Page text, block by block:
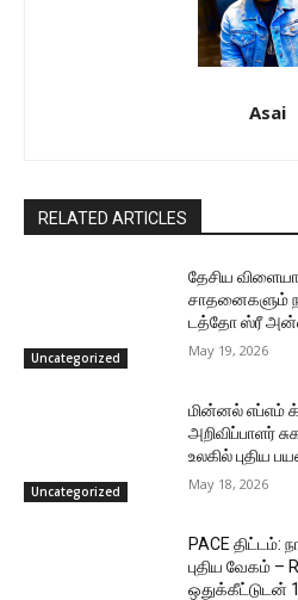
Asai
RELATED ARTICLES
Uncategorized
தேசிய
சாதனைகளும்
டத்தோ ஸ்ரீ
May 19, 2026
Uncategorized
மின்னல் எப்எம்
அறிவிப்பாளர்
உலகில் புதிய
May 18, 2026
PACE திட்டம்:
புதிய வேகம் –
ஒதுக்கீட்டுடன்